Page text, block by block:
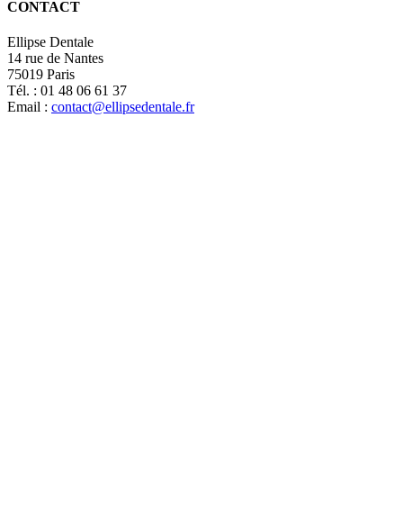
CONTACT
Ellipse Dentale
14 rue de Nantes
75019 Paris
Tél. : 01 48 06 61 37
Email : contact@ellipsedentale.fr